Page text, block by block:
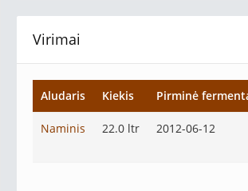
Virimai
Aludaris Kiekis Pirminė
Naminis 22.0 ltr 2012-06-12